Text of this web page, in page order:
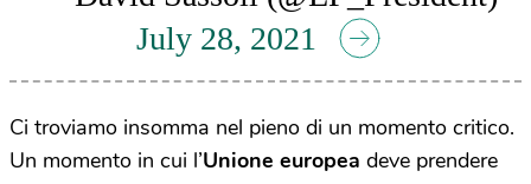
July 28, 2021
Ci troviamo insomma nel pieno di un momento critico.
Un momento in cui l’Unione europea deve prendere